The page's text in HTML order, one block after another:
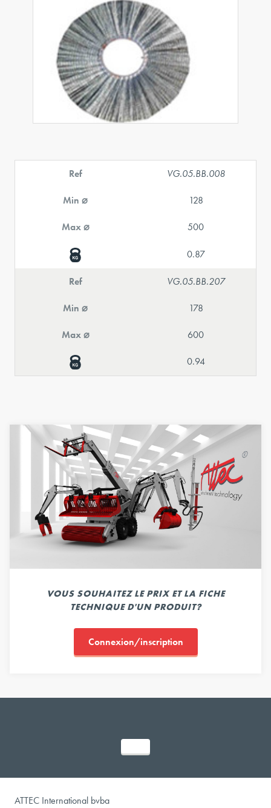
Ref VG.05.BB.008
Min ⌀ 128
Max ⌀ 500
0.87
Ref VG.05.BB.207
Min ⌀ 178
Max ⌀ 600
0.94
VOUS SOUHAITEZ LE PRIX ET LA FICHE
TECHNIQUE D'UN PRODUIT?
Connexion/inscription
ATTEC International bvba